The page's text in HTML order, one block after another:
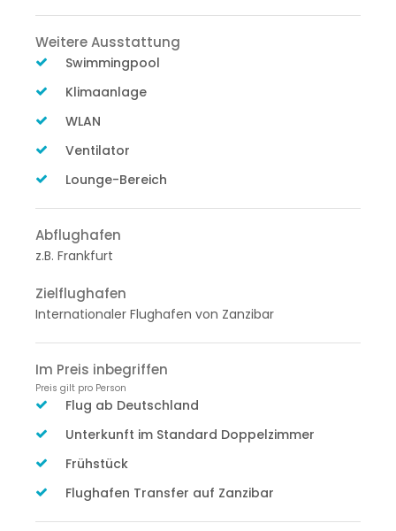
Weitere Ausstattung
Swimmingpool
Klimaanlage
WLAN
Ventilator
Lounge-Bereich
Abflughafen
z.B. Frankfurt
Zielflughafen
Internationaler Flughafen von Zanzibar
Im Preis inbegriffen
Preis gilt pro Person
Flug ab Deutschland
Unterkunft im Standard Doppelzimmer
Frühstück
Flughafen Transfer auf Zanzibar